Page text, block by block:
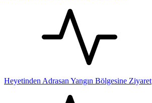
Heyetinden Adrasan Yangın Bölgesine Ziyaret